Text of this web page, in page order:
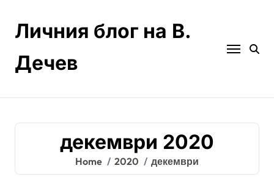
contentЛичния блог на В.
Дечев
декември 2020
Home 2020 декември